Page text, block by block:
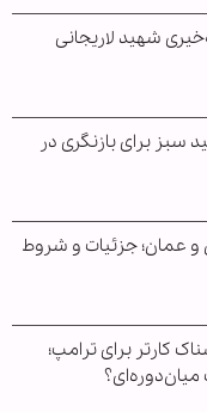
شهید لاریجانی
برای بازنگری در
و عمان؛ جزئیات و شروط
کارتر برای ترامپ؛
میان‌دوره‌ای؟